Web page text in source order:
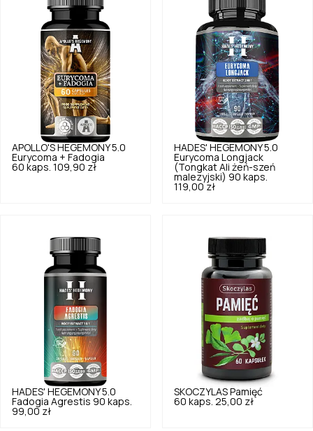
APOLLO'S HEGEMONY 5.0
Eurycoma + Fadogia
60 kaps. 109,90 zł
HADES' HEGEMONY 5.0
Eurycoma Longjack
(Tongkat Ali żeń-szeń
malezyjski) 90 kaps.
119,00 zł
HADES' HEGEMONY 5.0
Fadogia Agrestis 90 kaps.
99,00 zł
SKOCZYLAS Pamięć
60 kaps. 25,00 zł